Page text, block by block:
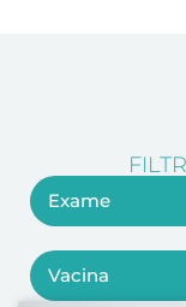
Exame
Vacina